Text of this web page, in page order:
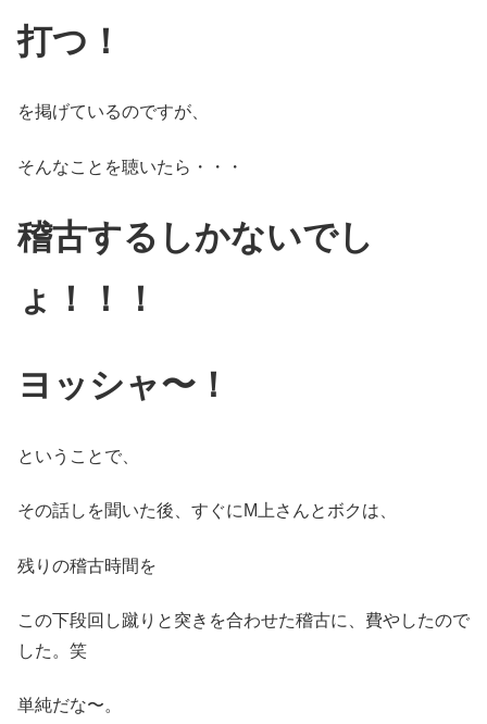
打つ！
を掲げているのですが、
そんなことを聴いたら・・・
稽古するしかないでし
ょ！！！
ヨッシャ〜！
ということで、
その話しを聞いた後、すぐにM上さんとボクは、
残りの稽古時間を
この下段回し蹴りと突きを合わせた稽古に、費やしたので
した。笑
単純だな〜。